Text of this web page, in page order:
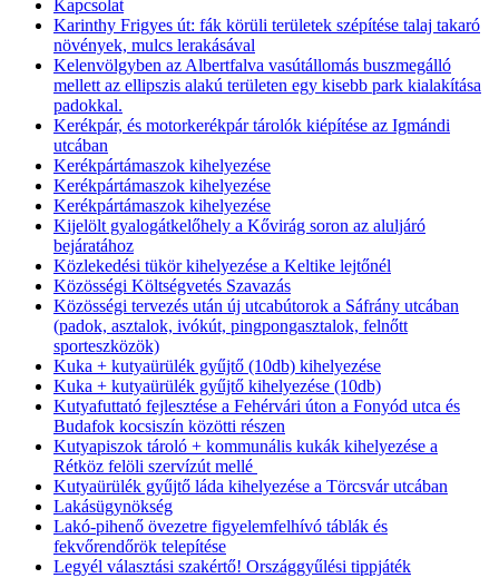
Kapcsolat
Karinthy Frigyes út: fák körüli területek szépítése talaj takaró
növények, mulcs lerakásával
Kelenvölgyben az Albertfalva vasútállomás buszmegálló
mellett az ellipszis alakú területen egy kisebb park kialakítása
padokkal.
Kerékpár, és motorkerékpár tárolók kiépítése az Igmándi
utcában
Kerékpártámaszok kihelyezése
Kerékpártámaszok kihelyezése
Kerékpártámaszok kihelyezése
Kijelölt gyalogátkelőhely a Kővirág soron az aluljáró
bejáratához
Közlekedési tükör kihelyezése a Keltike lejtőnél
Közösségi Költségvetés Szavazás
Közösségi tervezés után új utcabútorok a Sáfrány utcában
(padok, asztalok, ivókút, pingpongasztalok, felnőtt
sporteszközök)
Kuka + kutyaürülék gyűjtő (10db) kihelyezése
Kuka + kutyaürülék gyűjtő kihelyezése (10db)
Kutyafuttató fejlesztése a Fehérvári úton a Fonyód utca és
Budafok kocsiszín közötti részen
Kutyapiszok tároló + kommunális kukák kihelyezése a
Rétköz felöli szervízút mellé
Kutyaürülék gyűjtő láda kihelyezése a Törcsvár utcában
Lakásügynökség
Lakó-pihenő övezetre figyelemfelhívó táblák és
fekvőrendőrök telepítése
Legyél választási szakértő! Országgyűlési tippjáték